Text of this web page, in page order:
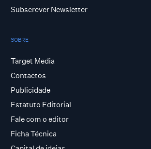
Subscrever Newsletter
SOBRE
Target Media
Contactos
Publicidade
Estatuto Editorial
Fale com o editor
Ficha Técnica